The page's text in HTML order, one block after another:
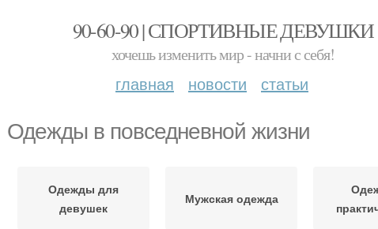
90-60-90 | СПОРТИВНЫЕ ДЕВУШКИ
хочешь изменить мир - начни с себя!
главная новости статьи
Одежды в повседневной жизни
Одежды для
девушек
Мужская одежда